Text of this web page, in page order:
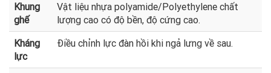
Khung
ghế
Vật liệu nhựa polyamide/Polyethylene chất
lượng cao có độ bền, độ cứng cao.
Kháng
lực
Điều chỉnh lực đàn hồi khi ngả lưng về sau.